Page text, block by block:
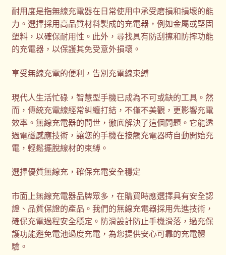
耐用度是指無線充電器在日常使用中承受磨損和損壞的能
力。選擇採用高品質材料製成的充電器，例如金屬或堅固
塑料，以確保耐用性。此外，尋找具有防刮擦和防摔功能
的充電器，以保護其免受意外損壞。
享受無線充電的便利，告別充電線束縛
現代人生活忙碌，智慧型手機已成為不可或缺的工具。然
而，傳統充電線經常糾纏打結，不僅不美觀，更影響充電
效率。無線充電器的問世，徹底解決了這個問題。它能透
過電磁感應技術，讓您的手機在接觸充電器時自動開始充
電，輕鬆擺脫線材的束縛。
選擇優質無線充，確保充電安全穩定
市面上無線充電器品牌眾多，在購買時應選擇具有安全認
證、品質保證的產品。我們的無線充電器採用先進技術，
確保充電過程安全穩定。防滑設計防止手機滑落，過充保
護功能避免電池過度充電，為您提供安心可靠的充電體
驗。